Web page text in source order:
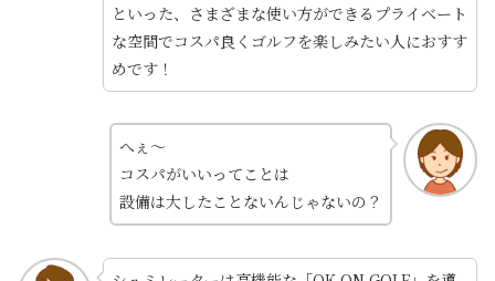
といった、さまざまな使い方ができるプライベート
な空間でコスパ良くゴルフを楽しみたい人におすす
めです！
へぇ～
コスパがいいってことは
設備は大したことないんじゃないの？